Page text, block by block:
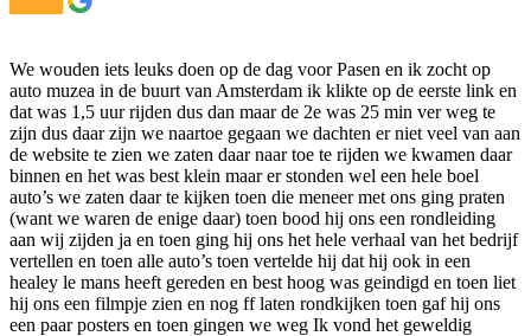
We wouden iets leuks doen op de dag voor Pasen en ik zocht op
auto muzea in de buurt van Amsterdam ik klikte op de eerste link en
dat was 1,5 uur rijden dus dan maar de 2e was 25 min ver weg te
zijn dus daar zijn we naartoe gegaan we dachten er niet veel van aan
de website te zien we zaten daar naar toe te rijden we kwamen daar
binnen en het was best klein maar er stonden wel een hele boel
auto’s we zaten daar te kijken toen die meneer met ons ging praten
(want we waren de enige daar) toen bood hij ons een rondleiding
aan wij zijden ja en toen ging hij ons het hele verhaal van het bedrijf
vertellen en toen alle auto’s toen vertelde hij dat hij ook in een
healey le mans heeft gereden en best hoog was geindigd en toen liet
hij ons een filmpje zien en nog ff laten rondkijken toen gaf hij ons
een paar posters en toen gingen we weg Ik vond het geweldig